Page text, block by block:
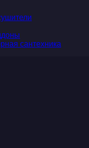
сантехника